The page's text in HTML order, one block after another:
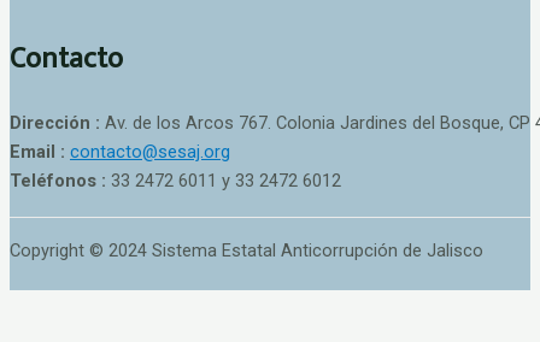
Contacto
Dirección : Av. de los Arcos 767. Colonia Jardines del Bosque, CP
Email : contacto@sesaj.org
Teléfonos : 33 2472 6011 y 33 2472 6012
Copyright © 2024 Sistema Estatal Anticorrupción de Jalisco